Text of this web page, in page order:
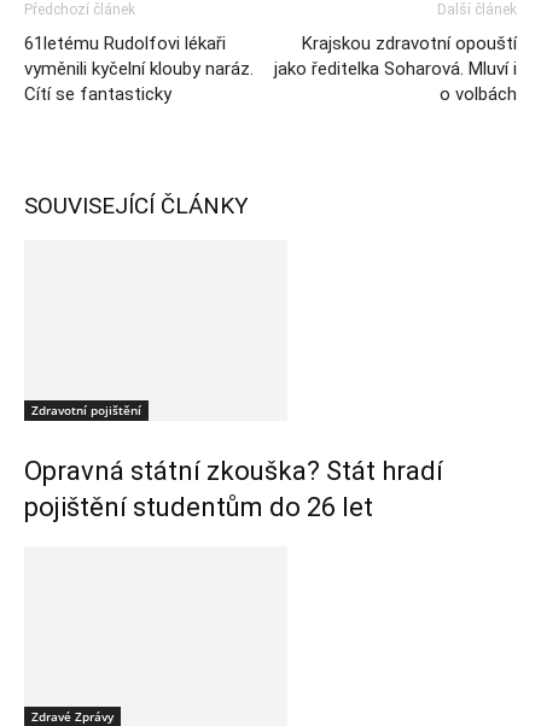
Předchozí článek
61letému Rudolfovi lékaři
vyměnili kyčelní klouby naráz.
Cítí se fantasticky
Další článek
Krajskou zdravotní opouští
jako ředitelka Soharová. Mluví i
o volbách
SOUVISEJÍCÍ ČLÁNKY
Zdravotní pojištění
Opravná státní zkouška? Stát hradí
pojištění studentům do 26 let
Zdravé Zprávy